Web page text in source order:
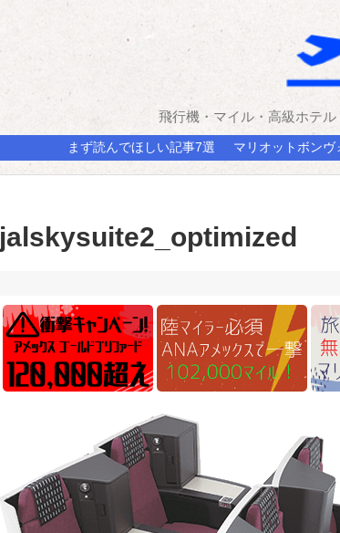
飛行機・マイル・高級ホテ
まず読んでほしい記事7選 マリオットボンヴ
jalskysuite2_optimized